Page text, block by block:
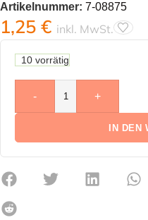
Artikelnummer: 7-08875
1,25 € inkl. MwSt.
10 vorrätig
- +
IN DEN